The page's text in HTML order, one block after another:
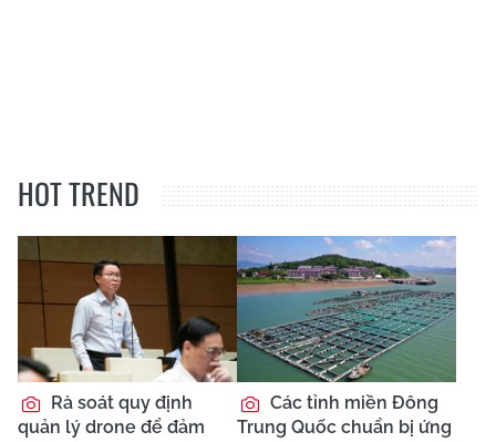
HOT TREND
Rà soát quy định
quản lý drone để đảm
Các tỉnh miền Đông
Trung Quốc chuẩn bị ứng